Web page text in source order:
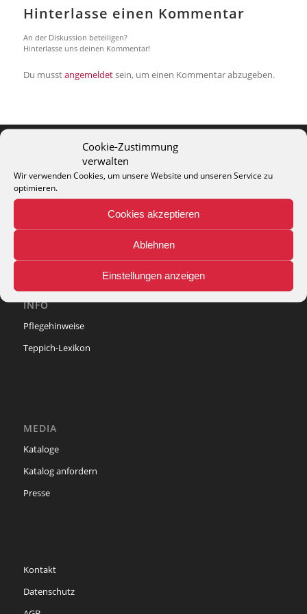
Cookie-Zustimmung
verwalten
Wir verwenden Cookies, um unsere Website und unseren Service zu
optimieren.
Cookies akzeptieren
Ablehnen
Einstellungen anzeigen
Hinterlasse einen Kommentar
An der Diskussion beteiligen?
Hinterlasse uns deinen Kommentar!
Du musstangemeldetsein, um einen Kommentar abzugeben.
THEO KELLER GMBH
Lohackerstr. 30
44867 Bochum
phone: + 49 (2327) 3083 - 20
e-mail:info@theko-collection.com
INFO
Pflegehinweise
Teppich-Lexikon
MEDIA
Kataloge
Katalog anfordern
Presse
Kontakt
Datenschutz